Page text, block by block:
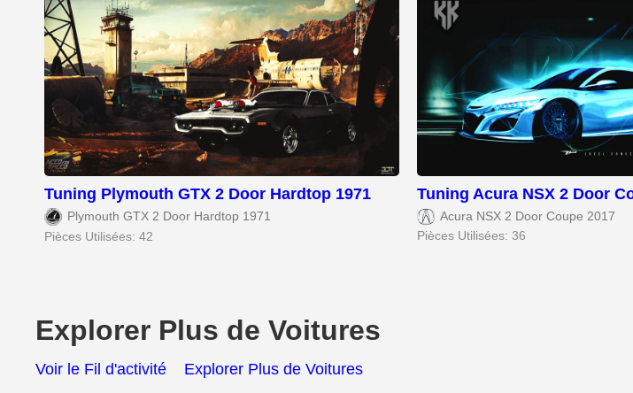
Tuning Plymouth GTX 2 Door Hardtop 1971
Plymouth GTX 2 Door Hardtop 1971
Pièces Utilisées: 42
Tuning Acura NSX 2 Door
Acura NSX 2 Door Coupe 2017
Pièces Utilisées: 36
Explorer Plus de Voitures
Voir le Fil d'activité Explorer Plus de Voitures